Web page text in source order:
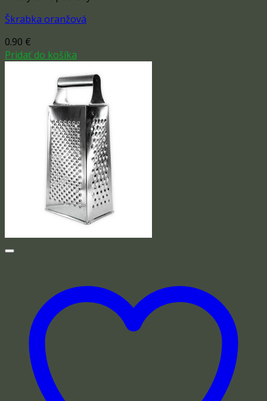
Škrabka oranžová
0.90 €
Pridať do košíka